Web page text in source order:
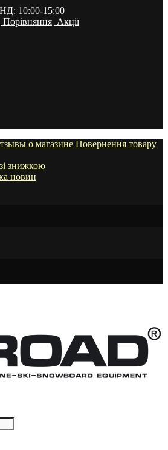
10:00-15:00
Порівняння Акції
о магазине Повернення товару
знижкою
новин